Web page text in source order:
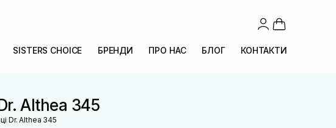
SISTERS CHOICE БРЕНДИ ПРО НАС БЛОГ КОНТАКТИ
Althea 345
Dr. Althea 345